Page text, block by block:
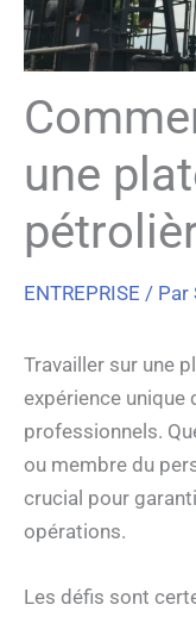
une
ENTREPRISE / Par
Travailler sur une
expérience unique
professionnels.
ou membre du
crucial pour
opérations.
Les défis sont